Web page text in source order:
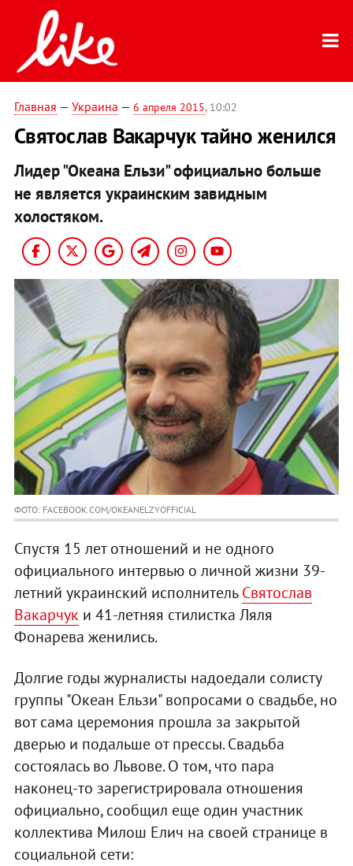
Главная — Украина — 6 апреля 2015, 10:02
Святослав Вакарчук тайно женился
Лидер "Океана Ельзи" официально больше
не является украинским завидным
холостяком.
ФОТО: FACEBOOK.COM/OKEANELZYOFFICIAL
Спустя 15 лет отношений и не одного
официального интервью о личной жизни 39-
летний украинский исполнительСвятослав
Вакарчук и 41-летняя стилистка Ляля
Фонарева женились.
Долгие годы журналисты надоедали солисту
группы "Океан Ельзи" вопросами о свадьбе, но
вот сама церемония прошла за закрытой
дверью и подальше от прессы. Свадьба
состоялась во Львове. О том, что пара
наконец-то зарегистрировала отношения
официально, сообщил еще один участник
коллектива Милош Елич на своей странице в
социальной сети: